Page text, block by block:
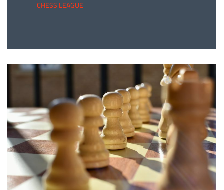
CHESS LEAGUE